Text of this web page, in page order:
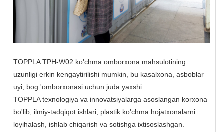
TOPPLA TPH-W02 ko'chma omborxona mahsulotining
uzunligi erkin kengaytirilishi mumkin, bu kasalxona, asboblar
uyi, bog 'omborxonasi uchun juda yaxshi.
TOPPLA texnologiya va innovatsiyalarga asoslangan korxona
bo'lib, ilmiy-tadqiqot ishlari, plastik ko'chma hojatxonalarni
loyihalash, ishlab chiqarish va sotishga ixtisoslashgan.